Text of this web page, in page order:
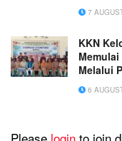
7
KKN
Melalui
6